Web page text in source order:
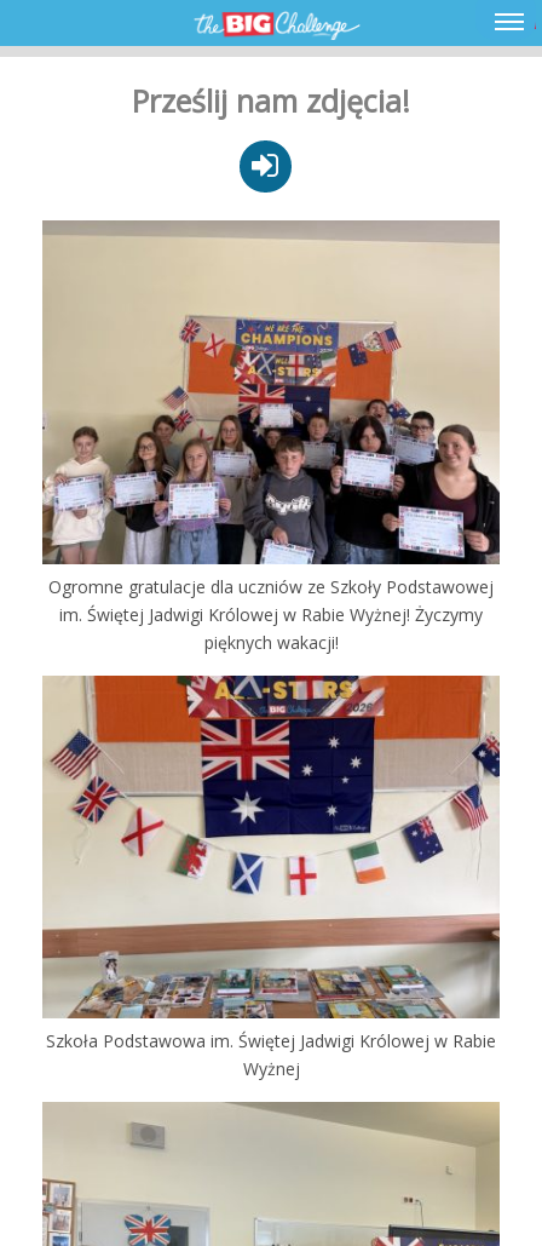
Prześlij nam zdjęcia!
Ogromne gratulacje dla uczniów ze Szkoły Podstawowej
im. Świętej Jadwigi Królowej w Rabie Wyżnej! Życzymy
pięknych wakacji!
Szkoła Podstawowa im. Świętej Jadwigi Królowej w Rabie
Wyżnej